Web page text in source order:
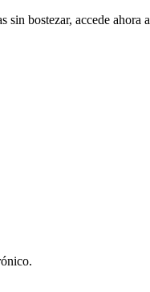
bostezar, accede ahora a